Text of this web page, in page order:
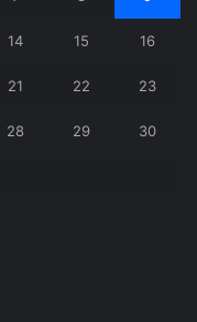
14 15 16
21 22 23
28 29 30